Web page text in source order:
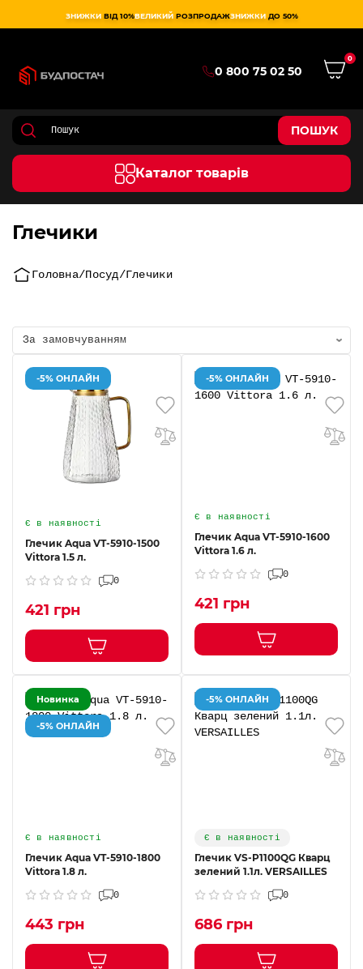
ЗНИЖКИ ВІД 10%ВЕЛИКИЙ РОЗПРОДАЖЗНИЖКИ ДО 50%
0 800 75 02 50
0
ПОШУК
Каталог товарів
Глечики
Головна Посуд Глечики
-5% ОНЛАЙН
Є в наявності
Глечик Aqua VT-5910-1500
Vittora 1.5 л.
0
421 грн
-5% ОНЛАЙН
Є в наявності
Глечик Aqua VT-5910-1600
Vittora 1.6 л.
0
421 грн
Новинка
-5% ОНЛАЙН
Є в наявності
Глечик Aqua VT-5910-1800
Vittora 1.8 л.
0
443 грн
-5% ОНЛАЙН
Є в наявності
Глечик VS-P1100QG Кварц
зелений 1.1л. VERSAILLES
0
686 грн